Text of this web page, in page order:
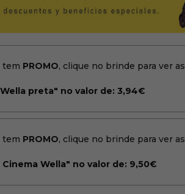
tem PROMO, clique no brinde para ver as
preta" no valor de: 3,94€
tem PROMO, clique no brinde para ver as
Wella" no valor de: 9,50€